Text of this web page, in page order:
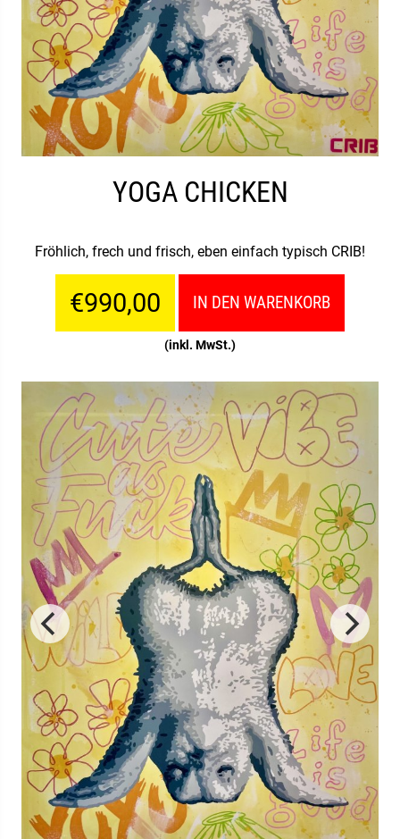
YOGA CHICKEN
Fröhlich, frech und frisch, eben einfach typisch CRIB!
€990,00 IN DEN WARENKORB
(inkl. MwSt.)